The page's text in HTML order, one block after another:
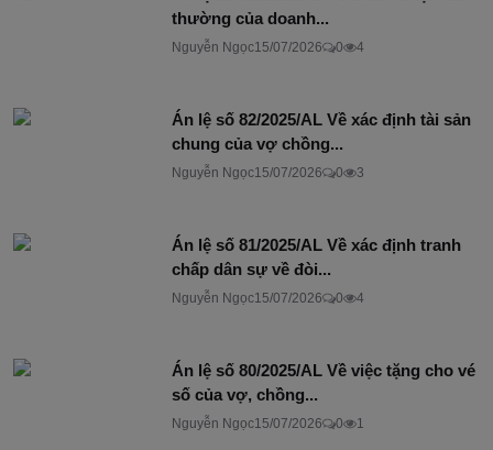
thường của doanh...
Nguyễn Ngọc15/07/2026 0 4
Án lệ số 82/2025/AL Về xác định tài sản
chung của vợ chồng...
Nguyễn Ngọc15/07/2026 0 3
Án lệ số 81/2025/AL Về xác định tranh
chấp dân sự về đòi...
Nguyễn Ngọc15/07/2026 0 4
Án lệ số 80/2025/AL Về việc tặng cho vé
số của vợ, chồng...
Nguyễn Ngọc15/07/2026 0 1